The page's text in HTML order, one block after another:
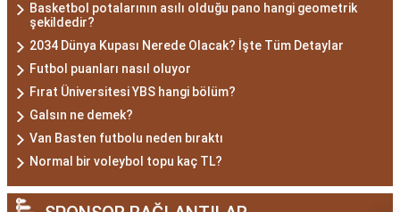
Basketbol potalarının asılı olduğu pano hangi geometrik
şekildedir?
2034 Dünya Kupası Nerede Olacak? İşte Tüm Detaylar
Futbol puanları nasıl oluyor
Fırat Üniversitesi YBS hangi bölüm?
Galsın ne demek?
Van Basten futbolu neden bıraktı
Normal bir voleybol topu kaç TL?